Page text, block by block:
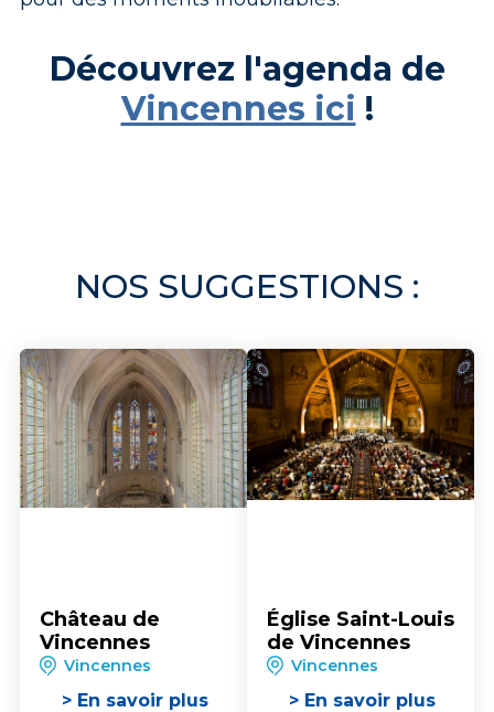
Découvrez l'agenda de
Vincennes ici !
NOS SUGGESTIONS :
Château de
Vincennes
Vincennes
> En savoir plus
Église Saint-Louis
de Vincennes
Vincennes
> En savoir plus